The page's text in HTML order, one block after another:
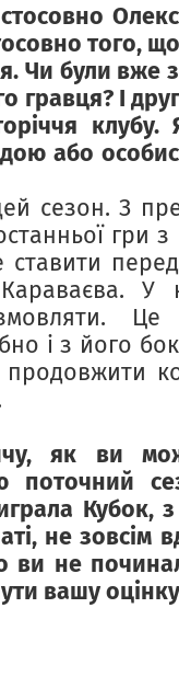
того,
Чи були вже
гравця? І
клубу.
або
сезон. З
гри
ставити
У
Це
і з його
як ви
поточний
Кубок,
не зовсім
ви не
вашу